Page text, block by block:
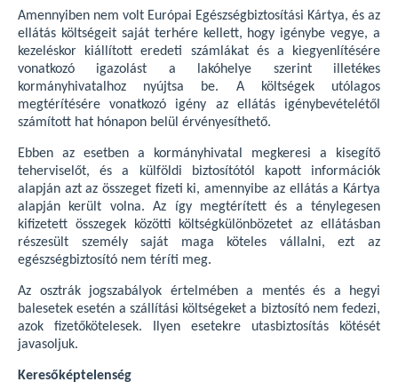
Amennyiben nem volt Európai Egészségbiztosítási Kártya, és az
ellátás költségeit saját terhére kellett, hogy igénybe vegye, a
kezeléskor kiállított eredeti számlákat és a kiegyenlítésére
vonatkozó igazolást a lakóhelye szerint illetékes
kormányhivatalhoz nyújtsa be. A költségek utólagos
megtérítésére vonatkozó igény az ellátás igénybevételétől
számított hat hónapon belül érvényesíthető.
Ebben az esetben a kormányhivatal megkeresi a kisegítő
teherviselőt, és a külföldi biztosítótól kapott információk
alapján azt az összeget fizeti ki, amennyibe az ellátás a Kártya
alapján került volna. Az így megtérített és a ténylegesen
kifizetett összegek közötti költségkülönbözetet az ellátásban
részesült személy saját maga köteles vállalni, ezt az
egészségbiztosító nem téríti meg.
Az osztrák jogszabályok értelmében a mentés és a hegyi
balesetek esetén a szállítási költségeket a biztosító nem fedezi,
azok fizetőkötelesek. Ilyen esetekre utasbiztosítás kötését
javasoljuk.
Keresőképtelenség